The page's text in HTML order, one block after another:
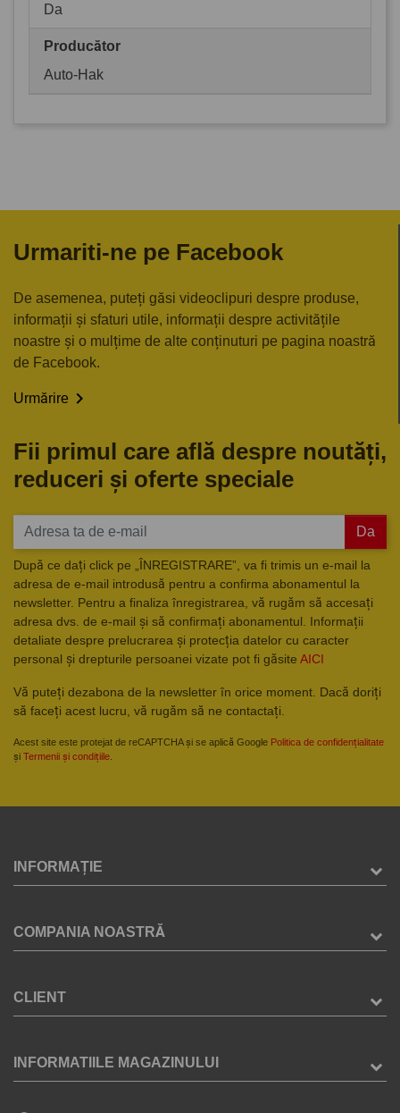
Da
Producător
Auto-Hak
Urmariti-ne pe Facebook
De asemenea, puteți găsi videoclipuri despre produse,
informații și sfaturi utile, informații despre activitățile
noastre și o mulțime de alte conținuturi pe pagina noastră
de Facebook.
Urmărire 
Fii primul care află despre noutăți,
reduceri și oferte speciale
Da
După ce dați click pe „ÎNREGISTRARE”, va fi trimis un e-mail la
adresa de e-mail introdusă pentru a confirma abonamentul la
newsletter. Pentru a finaliza înregistrarea, vă rugăm să accesați
adresa dvs. de e-mail și să confirmați abonamentul. Informații
detaliate despre prelucrarea și protecția datelor cu caracter
personal și drepturile persoanei vizate pot fi găsite AICI
Vă puteți dezabona de la newsletter în orice moment. Dacă doriți
să faceți acest lucru, vă rugăm să ne contactați.
Acest site este protejat de reCAPTCHA și se aplică Google Politica de confidențialitate
și Termenii și condițiile
INFORMAȚIE
COMPANIA NOASTRĂ
CLIENT
INFORMATIILE MAGAZINULUI